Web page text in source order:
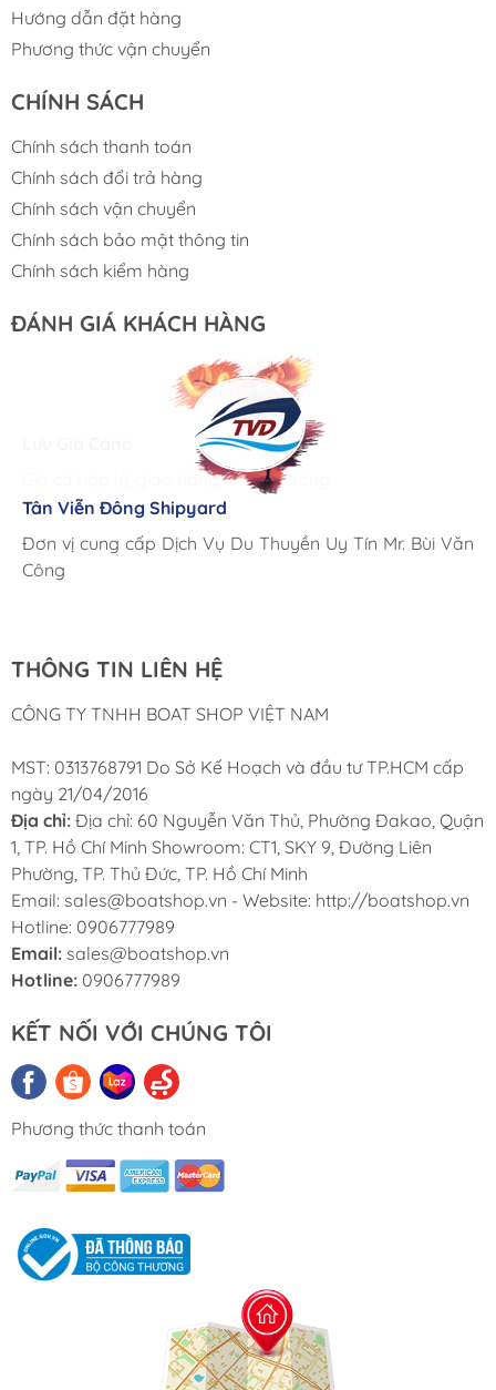
Hướng dẫn đặt hàng
Phương thức vận chuyển
CHÍNH SÁCH
Chính sách thanh toán
Chính sách đổi trả hàng
Chính sách vận chuyển
Chính sách bảo mật thông tin
Chính sách kiểm hàng
ĐÁNH GIÁ KHÁCH HÀNG
Tân Viễn Đông Shipyard
Đơn vị cung cấp Dịch Vụ Du Thuyền Uy Tín Mr. Bùi Văn
Công
Cung ứng sản phẩm nhanh chóng chuyên nghiệp
Chúng tôi có thể mua những sản phẩm tốt ngay tại Việt
Giá cả hợp lý, giao hàng nhanh chóng
THÔNG TIN LIÊN HỆ
CÔNG TY TNHH BOAT SHOP VIỆT NAM
MST: 0313768791 Do Sở Kế Hoạch và đầu tư TP.HCM cấp
ngày 21/04/2016
Địa chỉ: Địa chỉ: 60 Nguyễn Văn Thủ, Phường Đakao, Quận
1, TP. Hồ Chí Minh Showroom: CT1, SKY 9, Đường Liên
Phường, TP. Thủ Đức, TP. Hồ Chí Minh
Email: sales@boatshop.vn - Website: http://boatshop.vn
Hotline: 0906777989
Email: sales@boatshop.vn
Hotline: 0906777989
KẾT NỐI VỚI CHÚNG TÔI
Phương thức thanh toán